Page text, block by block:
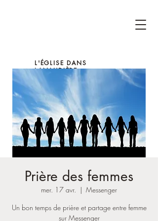
L'ÉGLISE DANS
LANAUDIÈRE
Prière des femmes
mer. 17 avr.
  |
Messenger
Un bon temps de prière et partage entre femme
sur Messenger